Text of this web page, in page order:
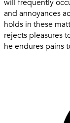
will frequently
and annoyances
holds in these
rejects pleasures
he endures pains